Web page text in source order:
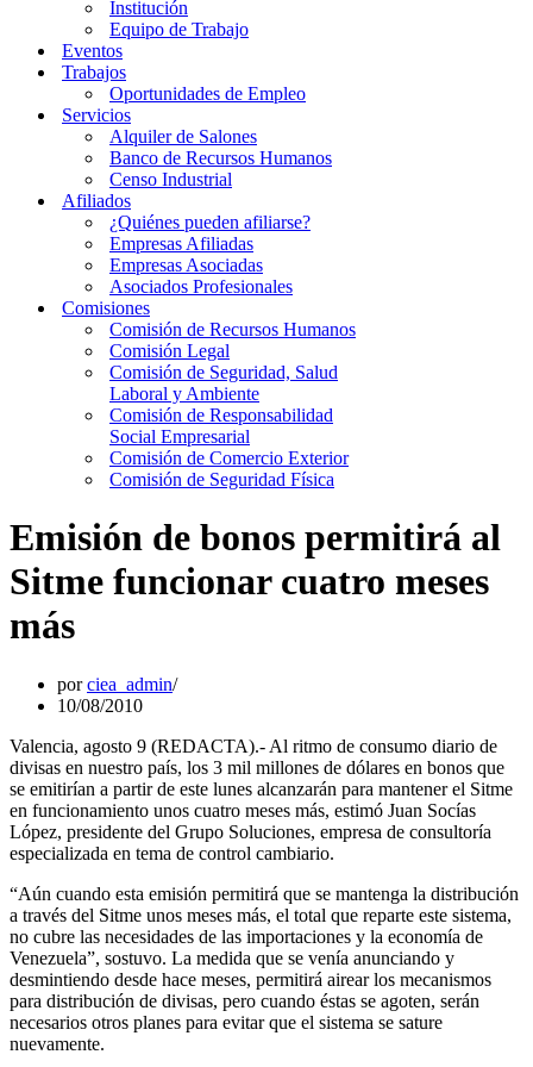
Institución
Equipo de Trabajo
Eventos
Trabajos
Oportunidades de Empleo
Servicios
Alquiler de Salones
Banco de Recursos Humanos
Censo Industrial
Afiliados
¿Quiénes pueden afiliarse?
Empresas Afiliadas
Empresas Asociadas
Asociados Profesionales
Comisiones
Comisión de Recursos Humanos
Comisión Legal
Comisión de Seguridad, Salud
Laboral y Ambiente
Comisión de Responsabilidad
Social Empresarial
Comisión de Comercio Exterior
Comisión de Seguridad Física
Emisión de bonos permitirá al
Sitme funcionar cuatro meses
más
porciea_admin
10/08/2010
Valencia, agosto 9 (REDACTA).- Al ritmo de consumo diario de
divisas en nuestro país, los 3 mil millones de dólares en bonos que
se emitirían a partir de este lunes alcanzarán para mantener el Sitme
en funcionamiento unos cuatro meses más, estimó Juan Socías
López, presidente del Grupo Soluciones, empresa de consultoría
especializada en tema de control cambiario.
“Aún cuando esta emisión permitirá que se mantenga la distribución
a través del Sitme unos meses más, el total que reparte este sistema,
no cubre las necesidades de las importaciones y la economía de
Venezuela”, sostuvo. La medida que se venía anunciando y
desmintiendo desde hace meses, permitirá airear los mecanismos
para distribución de divisas, pero cuando éstas se agoten, serán
necesarios otros planes para evitar que el sistema se sature
nuevamente.